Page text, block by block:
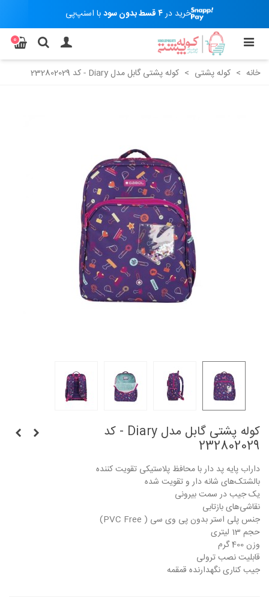
خرید در۴ قسط بدون سود با اسنپ‌پی
0
خانه > کوله پشتی > کوله پشتی گابل مدل Diary - کد 232802029
کوله پشتی گابل مدل Diary - کد
232802029
داراب پایه پد دار با محافظ پلاستیکی تقویت کننده
بالشتک‌های شانه دار و تقویت شده
یک جیب در سمت بیرونی
نقاشی‌های بازتابی
جنس پلی استر بدون پی وی سی ( PVC Free)
حجم 13 لیتری
وزن 400 گرم
قابلیت نصب ترولی
جیب کناری نگهدارنده قمقمه